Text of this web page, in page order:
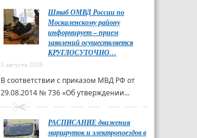
Штаб ОМВД России по
Москаленскому району
информирует – прием
заявлений осуществляется
КРУГЛОСУТОЧНО…
3 августа 2026
В соответствии с приказом МВД РФ от
29.08.2014 № 736 «Об утверждении...
РАСПИСАНИЕ движения
маршруток и электропоездов в